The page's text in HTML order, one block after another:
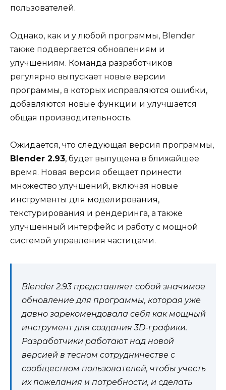
пользователей.
Однако, как и у любой программы, Blender
также подвергается обновлениям и
улучшениям. Команда разработчиков
регулярно выпускает новые версии
программы, в которых исправляются ошибки,
добавляются новые функции и улучшается
общая производительность.
Ожидается, что следующая версия программы,
Blender 2.93, будет выпущена в ближайшее
время. Новая версия обещает принести
множество улучшений, включая новые
инструменты для моделирования,
текстурирования и рендеринга, а также
улучшенный интерфейс и работу с мощной
системой управления частицами.
Blender 2.93 представляет собой значимое
обновление для программы, которая уже
давно зарекомендовала себя как мощный
инструмент для создания 3D-графики.
Разработчики работают над новой
версией в тесном сотрудничестве с
сообществом пользователей, чтобы учесть
их пожелания и потребности, и сделать